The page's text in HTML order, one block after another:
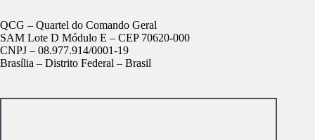
QCG – Quartel do Comando Geral
SAM Lote D Módulo E – CEP 70620-000
CNPJ – 08.977.914/0001-19
Brasília – Distrito Federal – Brasil